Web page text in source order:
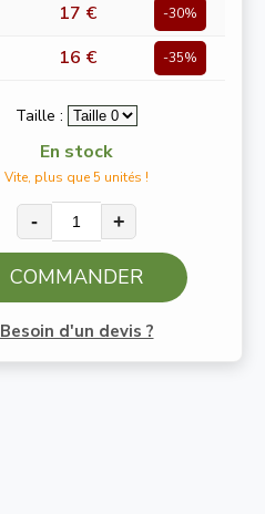
17 € -30%
16 € -35%
Taille :
En stock
Vite, plus que 5 unités !
- +
COMMANDER
Besoin d'un devis ?